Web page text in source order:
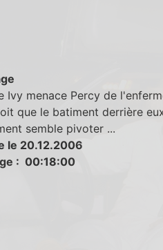
Ivy menace Percy de
que le batiment derrière
semble pivoter ...
le 20.12.2006
: 00:18:00